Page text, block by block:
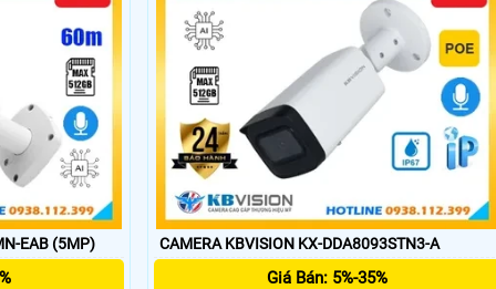
EAB (5MP) CAMERA KBVISION KX-DDA8093STN3-A
Giá Bán: 5%-35%